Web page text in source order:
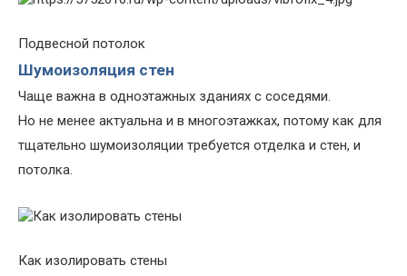
Подвесной потолок
Шумоизоляция стен
Чаще важна в одноэтажных зданиях с соседями.
Но не менее актуальна и в многоэтажках, потому как для
тщательно шумоизоляции требуется отделка и стен, и
потолка.
Как изолировать стены